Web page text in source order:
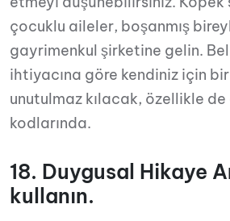
çocuklu aileler, boşanmış
gayrimenkul şirketine gelin.
ihtiyacına göre kendiniz için
unutulmaz kılacak, özellikle
kodlarında.
18. Duygusal Hikaye
kullanın.